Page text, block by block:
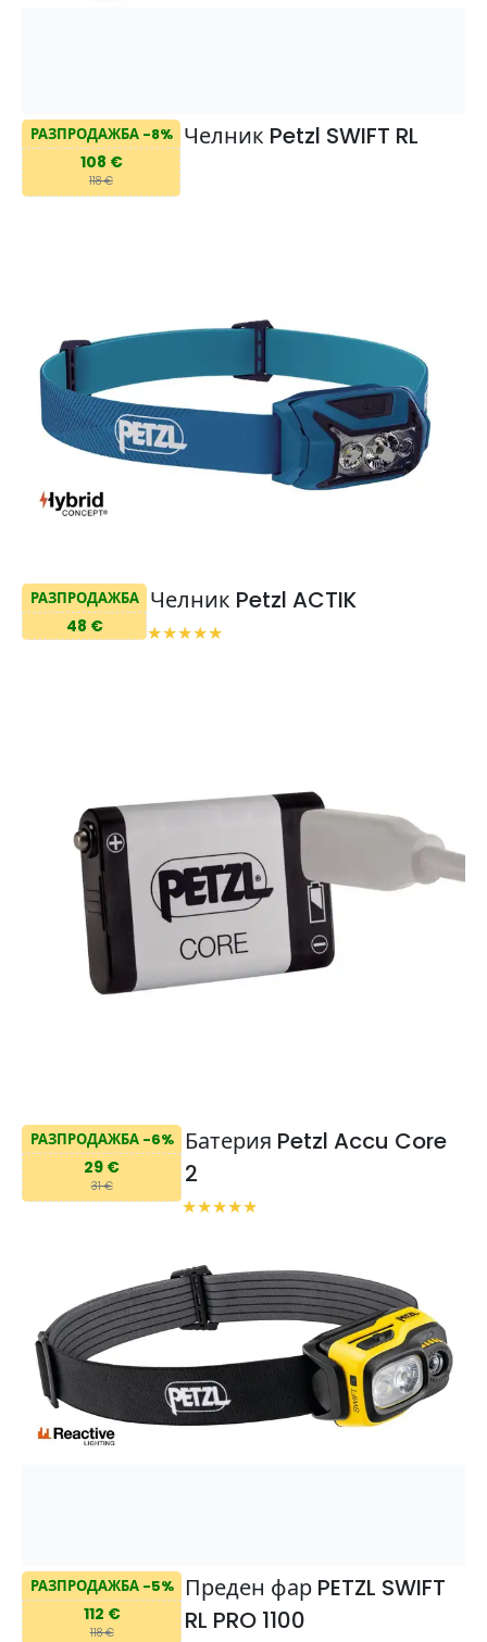
РАЗПРОДАЖБА -8%
108 €
118 €
Челник Petzl SWIFT RL
РАЗПРОДАЖБА
48 €
Челник Petzl ACTIK
РАЗПРОДАЖБА -6%
29 €
31 €
Батерия Petzl Accu Core
2
РАЗПРОДАЖБА -5%
112 €
118 €
Преден фар PETZL SWIFT
RL PRO 1100